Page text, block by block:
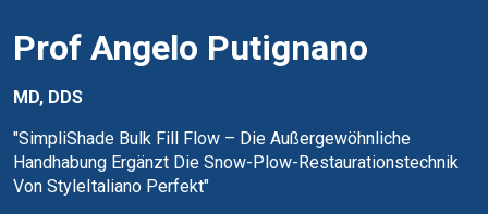
Prof Angelo Putignano
MD, DDS
"SimpliShade Bulk Fill Flow – Die Außergewöhnliche
Handhabung Ergänzt Die Snow-Plow-Restaurationstechnik
Von StyleItaliano Perfekt"